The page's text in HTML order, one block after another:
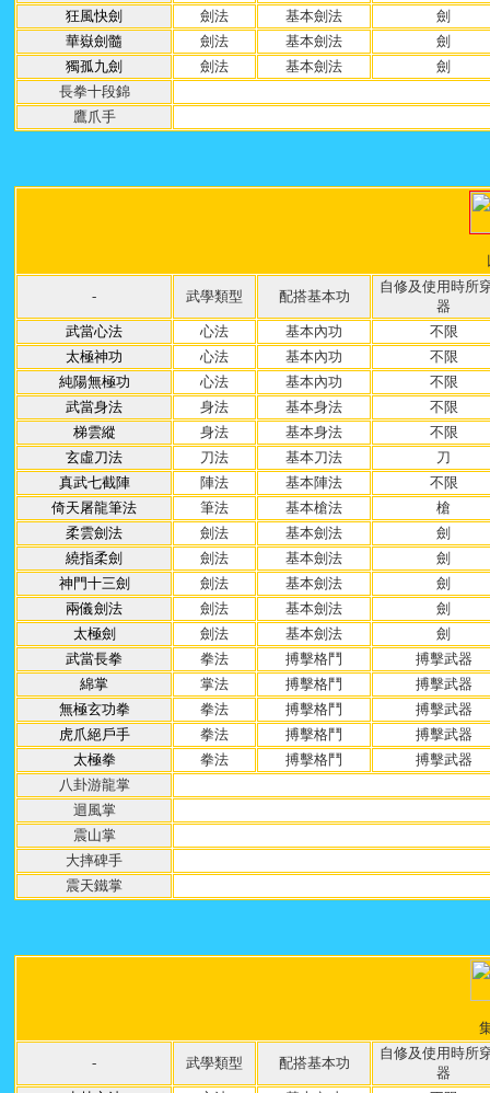
狂風快劍
劍法 基本劍法
劍
華嶽劍髓
劍法 基本劍法
劍
獨孤九劍
劍法 基本劍法
劍
長拳十段錦
鷹爪手
- 武學類型 配搭基本功
自修及使用時所
器
武當心法
心法 基本內功
不限
太極神功
心法 基本內功
不限
純陽無極功
心法 基本內功
不限
武當身法
身法 基本身法
不限
梯雲縱
身法 基本身法
不限
玄虛刀法
刀法 基本刀法
刀
真武七截陣
陣法 基本陣法
不限
倚天屠龍筆法
筆法 基本槍法
槍
柔雲劍法
劍法 基本劍法
劍
繞指柔劍
劍法 基本劍法
劍
神門十三劍
劍法 基本劍法
劍
兩儀劍法
劍法 基本劍法
劍
太極劍
劍法 基本劍法
劍
武當長拳
拳法 搏擊格鬥
搏擊武器
綿掌
掌法 搏擊格鬥
搏擊武器
無極玄功拳
拳法 搏擊格鬥
搏擊武器
虎爪絕戶手
拳法 搏擊格鬥
搏擊武器
太極拳
拳法 搏擊格鬥
搏擊武器
八卦游龍掌
迴風掌
震山掌
大摔碑手
震天鐵掌
- 武學類型 配搭基本功
自修及使用時所
器